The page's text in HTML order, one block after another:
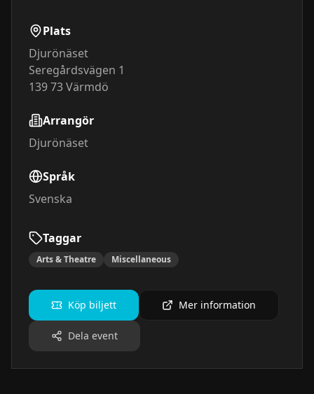
Plats
Djurönäset
Seregårdsvägen 1
139 73Värmdö
Arrangör
Djurönäset
Språk
Svenska
Taggar
Arts & Theatre Miscellaneous
Köp biljett Mer information
Dela event